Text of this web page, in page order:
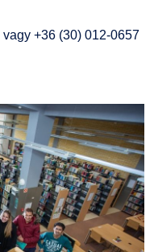
vagy +36 (30) 012-0657